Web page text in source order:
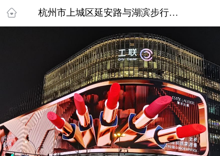
杭州市上城区延安路与湖滨步行街（原平海路）交叉口西湖天幕